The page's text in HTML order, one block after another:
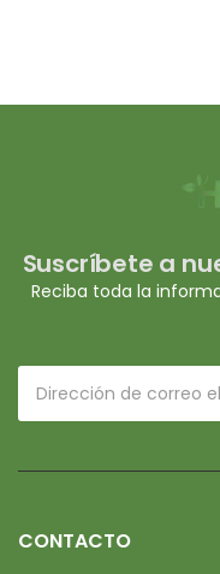
Suscríbete a
Reciba toda la
CONTACTO